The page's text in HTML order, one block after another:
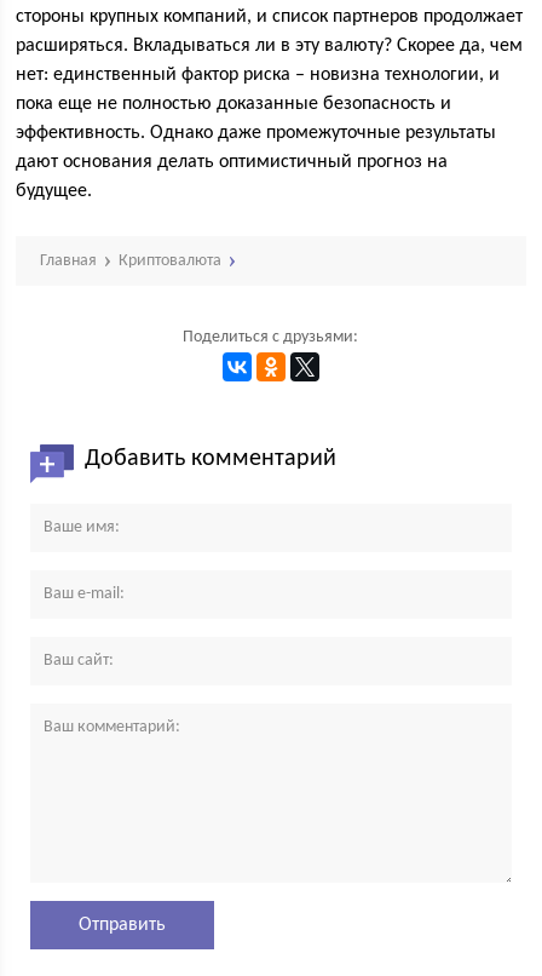
стороны крупных компаний, и список партнеров продолжает
расширяться. Вкладываться ли в эту валюту? Скорее да, чем
нет: единственный фактор риска – новизна технологии, и
пока еще не полностью доказанные безопасность и
эффективность. Однако даже промежуточные результаты
дают основания делать оптимистичный прогноз на
будущее.
Главная Криптовалюта
Поделиться с друзьями:
Добавить комментарий